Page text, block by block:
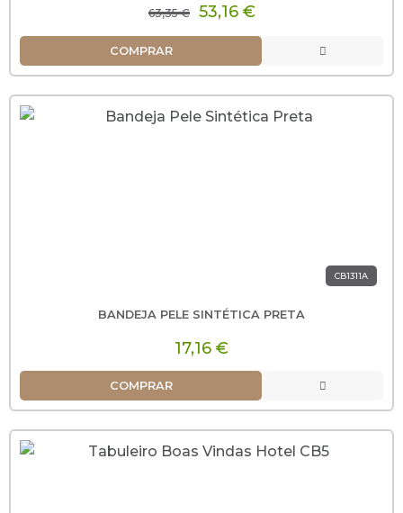
63,35 € 53,16 €
COMPRAR
CB1311A
BANDEJA PELE SINTÉTICA PRETA
17,16 €
COMPRAR